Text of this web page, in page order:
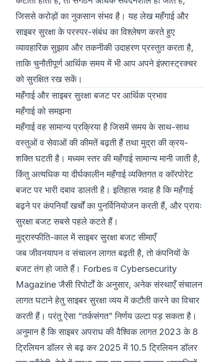
जिससे करोड़ों का नुकसान संभव है। यह लेख महँगाई और
साइबर सुरक्षा के परस्पर-संबंध का विश्लेषण करते हुए
व्यावहारिक सुझाव और तकनीकी उदाहरण प्रस्तुत करता है,
ताकि चुनौतीपूर्ण आर्थिक समय में भी आप अपने इंफ़्रास्ट्रक्चर
को सुरक्षित रख सकें।
महँगाई और साइबर सुरक्षा बजट पर आर्थिक प्रभाव
महँगाई को समझना
महँगाई वह सामान्य प्रक्रिया है जिसमें समय के साथ-साथ
वस्तुओं व सेवाओं की कीमतें बढ़ती हैं तथा मुद्रा की क्रय-
शक्ति घटती है। मध्यम स्तर की महँगाई सामान्य मानी जाती है,
किंतु अत्यधिक या दीर्घकालीन महँगाई व्यक्तिगत व कॉरपोरेट
बजट पर भारी दबाव डालती है। इतिहास गवाह है कि महँगाई
बढ़ने पर कंपनियाँ खर्चों का पुनर्विनियोजन करती हैं, और प्रायः
सुरक्षा बजट सबसे पहले कटते हैं।
मुद्रास्फीति-काल में साइबर सुरक्षा बजट सीमाएँ
जब जीवनयापन व संचालन लागत बढ़ती है, तो कंपनियों के
बजट तंग हो जाते हैं। Forbes व Cybersecurity
Magazine जैसी रिपोर्टों के अनुसार, अनेक संस्थाएँ संचालन
लागत घटाने हेतु साइबर सुरक्षा व्यय में कटौती करने का विचार
करती हैं। परंतु ऐसा “तर्कसंगत” निर्णय उल्टा पड़ सकता है।
अनुमान है कि साइबर अपराध की वैश्विक लागत 2023 के 8
ट्रिलियन डॉलर से बढ़ कर 2025 में 10.5 ट्रिलियन डॉलर